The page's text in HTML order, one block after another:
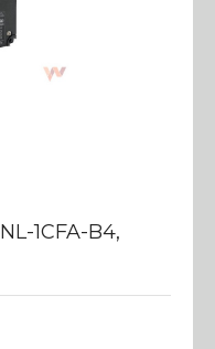
1CFA-B4,